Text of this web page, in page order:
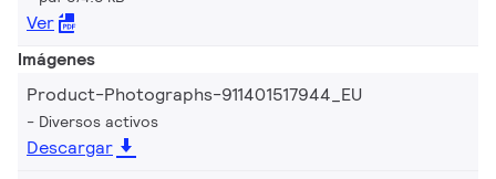
Ver
Imágenes
Product-Photographs-911401517944_EU
Diversos activos
Descargar